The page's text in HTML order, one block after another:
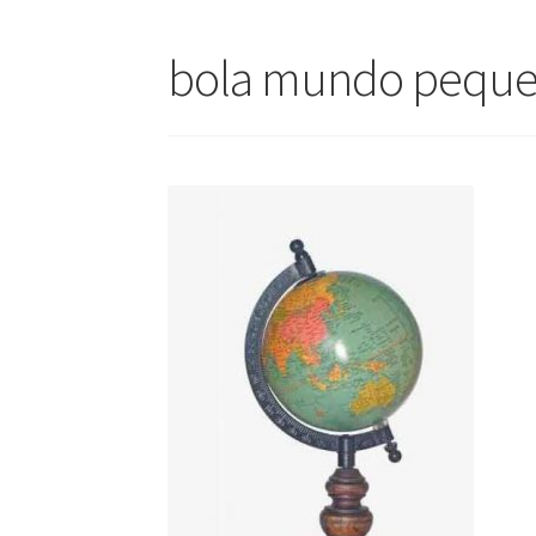
bola mundo